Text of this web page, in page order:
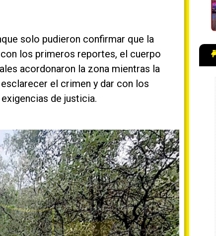
solo pudieron confirmar que la
los primeros reportes, el cuerpo
acordonaron la zona mientras la
el crimen y dar con los
de justicia.